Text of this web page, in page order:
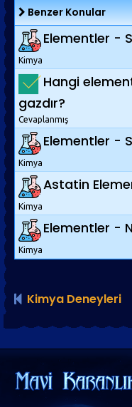
Benzer Konular
Elementler -
Kimya
Hangi
gazdır?
Cevaplanmış
Elementler -
Kimya
Astatin
Kimya
Elementler -
Kimya
Kimya Deneyleri